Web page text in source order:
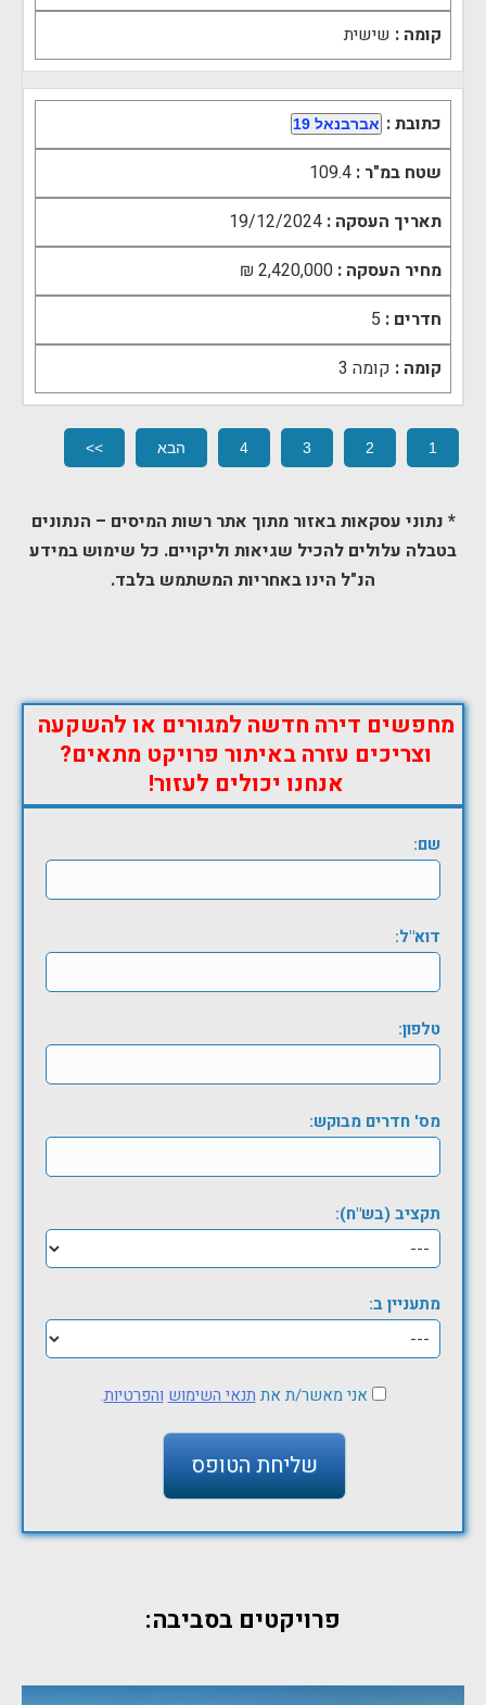
קומה : שישית
כתובת : אברבנאל 19
שטח במ"ר : 109.4
תאריך העסקה : 19/12/2024
מחיר העסקה : 2,420,000 ₪
חדרים : 5
קומה : קומה ‎3‏
1
2
3
4 הבא >>
* נתוני עסקאות באזור מתוך אתר רשות המיסים – הנתונים
בטבלה עלולים להכיל שגיאות וליקויים. כל שימוש במידע
הנ"ל הינו באחריות המשתמש בלבד.
מחפשים דירה חדשה למגורים או להשקעה
וצריכים עזרה באיתור פרויקט מתאים?
אנחנו יכולים לעזור!
שם:
דוא"ל:
טלפון:
מס' חדרים מבוקש:
תקציב (בש"ח):
מתעניין ב:
אני מאשר/ת את תנאי השימוש והפרטיות.
פרויקטים בסביבה: